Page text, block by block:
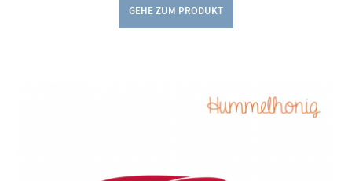
GEHE ZUM PRODUKT